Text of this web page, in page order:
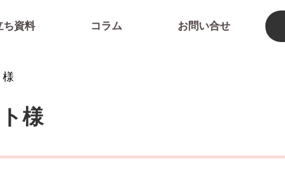
ち資料 コラム お問い合せ
様
様